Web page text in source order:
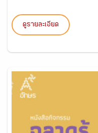
ดูรายละเอียด